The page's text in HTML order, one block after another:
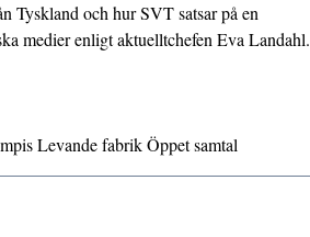
Tyskland och hur SVT satsar på en
medier enligt aktuelltchefen Eva Landahl.
Levande fabrikÖppet samtal